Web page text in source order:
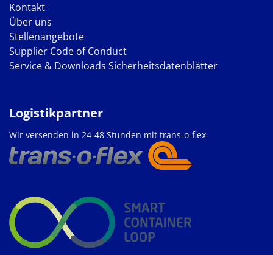
Kontakt
Über uns
Stellenangebote
Supplier Code of Conduct
Service & Downloads Sicherheitsdatenblätter
Logistikpartner
Wir versenden in 24-48 Stunden mit trans-o-flex